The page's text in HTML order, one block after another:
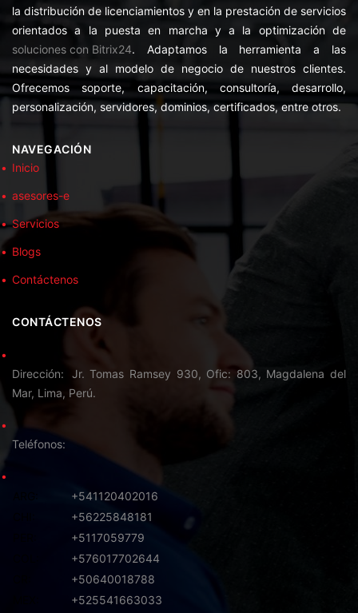
la distribución de licenciamientos y en la prestación de servicios
orientados a la puesta en marcha y a la optimización de
soluciones con Bitrix24. Adaptamos la herramienta a las
necesidades y al modelo de negocio de nuestros clientes.
Ofrecemos soporte, capacitación, consultoría, desarrollo,
personalización, servidores, dominios, certificados, entre otros.
NAVEGACIÓN
Inicio
asesores-e
Servicios
Blogs
Contáctenos
CONTÁCTENOS
Dirección
Jr. Tomas Ramsey 930, Ofic: 803, Magdalena del
Mar, Lima, Perú.
Teléfonos
+541120402016
+56225848181
+5117059779
+576017702644
+50640018788
+525541663033